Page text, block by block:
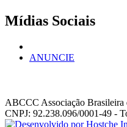
Mídias Sociais
ANUNCIE
ABCCC Associação
CNPJ: 92.238.096/0001-49 -